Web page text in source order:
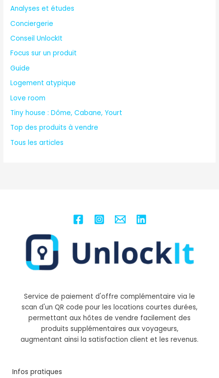
Analyses et études
Conciergerie
Conseil UnlockIt
Focus sur un produit
Guide
Logement atypique
Love room
Tiny house : Dôme, Cabane, Yourt
Top des produits à vendre
Tous les articles
Service de paiement d'offre complémentaire via le
scan d'un QR code pour les locations courtes durées,
permettant aux hôtes de vendre facilement des
produits supplémentaires aux voyageurs,
augmentant ainsi la satisfaction client et les revenus.
Infos pratiques